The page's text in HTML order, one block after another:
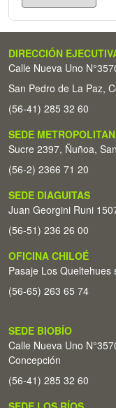
DIRECCIÓN
Calle Nueva Uno
San Pedro de La Paz,
(56-41) 285 32 60
SEDE
Sucre 2397, Ñuñoa,
(56-2) 2366 71 20
SEDE DIAGUITAS
Juan Georgini Runi
(56-51) 236 26 00
OFICINA CHILOÉ
Pasaje Los
(56-65) 263 65 74
SEDE BIOBÍO
Calle Nueva Uno
Concepción
(56-41) 285 32 60